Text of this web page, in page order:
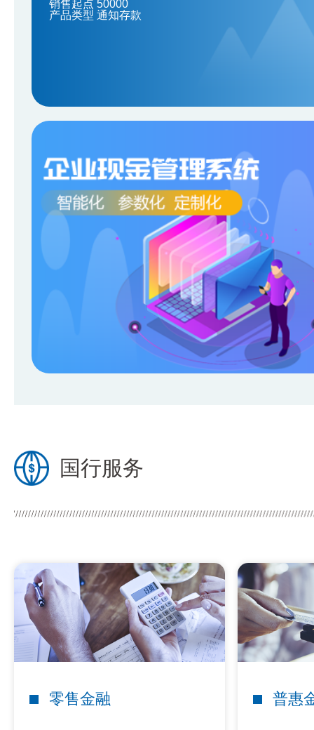
关于厦门国际银行福州南门支行换发《中华人民共
关于厦门国际银行北京分行换发《中华人民共和国
关于厦门国际银行北京东城支行换发《中华人民共
关于《厦门国际银行个人客户借记卡章程》 的更新
厦门国际银行关于开展个人手机银行APP系统维护
关于厦门国际银行上海普陀支行换发《中华人民共
厦门国际银行业务连续性演练公告
厦门国际银行业务连续性演练公告
厦门国际银行关于金融产品和服务所执行标准情况
厦门国际银行关于开展例行系统维护的公告
厦门国际银行股份有限公司关于董事长辞任的公告
销售起点 50000
产品类型 通知存款
国行服务
零售金融 普惠